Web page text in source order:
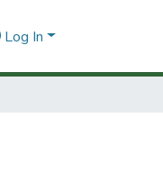
Log In